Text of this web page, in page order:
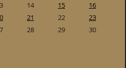
14 15
16
21 22
23
28 29
30